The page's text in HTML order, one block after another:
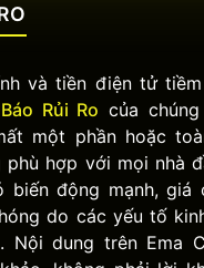
và tiền điện tử
Rủi Ro của
một phần hoặc
hợp với mọi nhà
biến động mạnh, giá
do các yếu tố
Nội dung trên Ema